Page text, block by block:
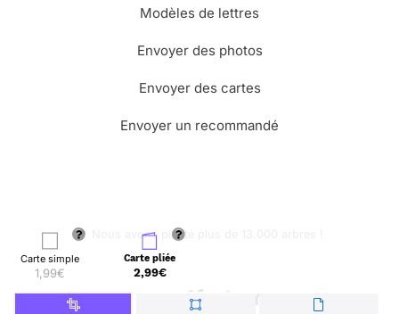
Carte simple
1,99€
Carte pliée
2,99€
Modèles de lettres
Envoyer des photos
Envoyer des cartes
Envoyer un recommandé
🌳 Nous avons planté plus de 13.000 arbres !